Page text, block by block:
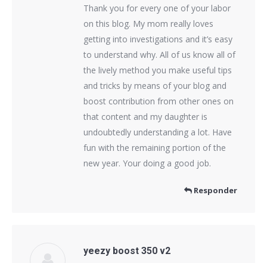
Thank you for every one of your labor
on this blog. My mom really loves
getting into investigations and it’s easy
to understand why. All of us know all of
the lively method you make useful tips
and tricks by means of your blog and
boost contribution from other ones on
that content and my daughter is
undoubtedly understanding a lot. Have
fun with the remaining portion of the
new year. Your doing a good job.
Responder
yeezy boost 350 v2